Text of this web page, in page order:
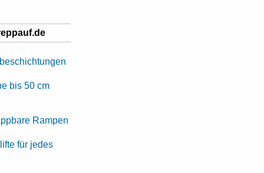
bis 50 cm
Rampen
für jedes